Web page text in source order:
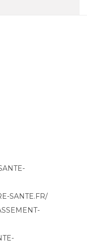
SANTE.FR/